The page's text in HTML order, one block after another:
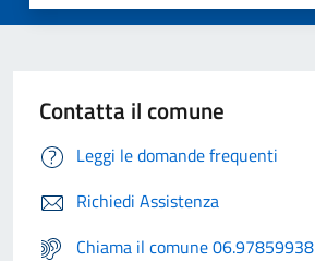
Contatta il comune
Leggi le domande frequenti
Richiedi Assistenza
Chiama il comune 06.97859938